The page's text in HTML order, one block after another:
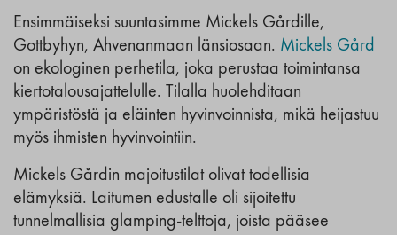
Ensimmäiseksi suuntasimme Mickels Gårdille,
Gottbyhyn, Ahvenanmaan länsiosaan. Mickels Gård
on ekologinen perhetila, joka perustaa toimintansa
kiertotalousajattelulle. Tilalla huolehditaan
ympäristöstä ja eläinten hyvinvoinnista, mikä heijastuu
myös ihmisten hyvinvointiin.
Mickels Gårdin majoitustilat olivat todellisia
elämyksiä. Laitumen edustalle oli sijoitettu
tunnelmallisia glamping-telttoja, joista pääsee